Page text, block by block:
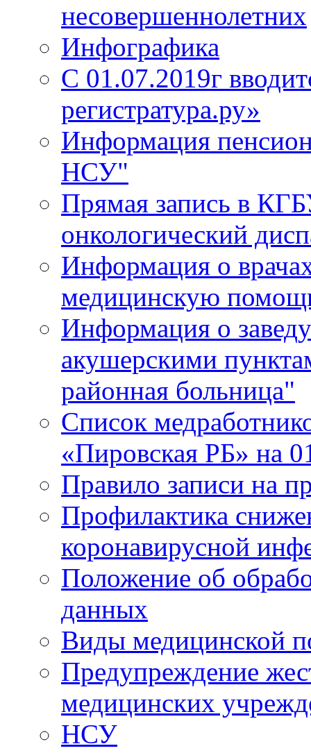
несовершеннолетних
Инфографика
С 01.07.2019г
регистратура.ру»
Информация
НСУ"
Прямая запись в
онкологический
Информация о
медицинскую
Информация о
акушерскими
районная больница"
Список
«Пировская РБ» на
Правило записи на
Профилактика
коронавирусной
Положение об
данных
Виды медицинской
Предупреждение
медицинских
НСУ